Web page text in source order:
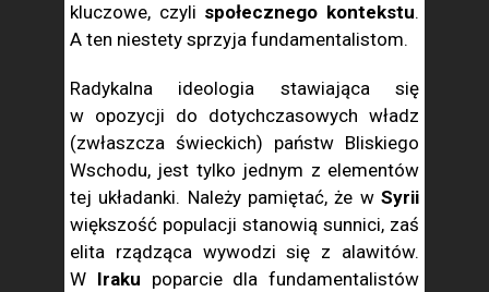
kluczowe, czyli społecznego kontekstu.
A ten niestety sprzyja fundamentalistom.
Radykalna ideologia stawiająca się
w opozycji do dotychczasowych władz
(zwłaszcza świeckich) państw Bliskiego
Wschodu, jest tylko jednym z elementów
tej układanki. Należy pamiętać, że w Syrii
większość populacji stanowią sunnici, zaś
elita rządząca wywodzi się z alawitów.
W Iraku poparcie dla fundamentalistów